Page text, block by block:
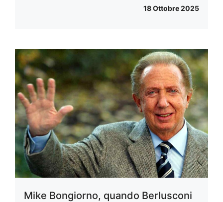
18 Ottobre 2025
Mike Bongiorno, quando Berlusconi